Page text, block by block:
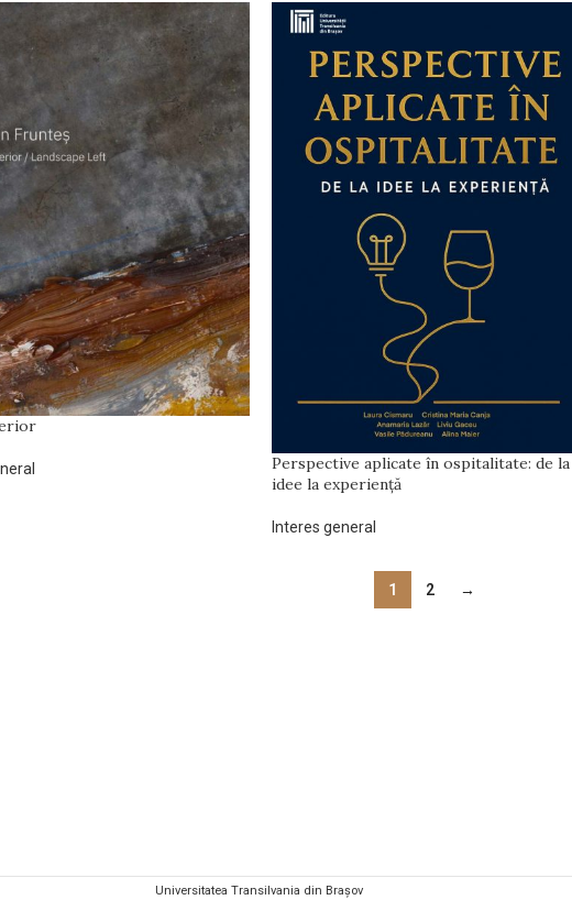
Perspective aplicate în ospitalitate: de la
idee la experiență
Interes general
1 2 →
Universitatea Transilvania din Brașov